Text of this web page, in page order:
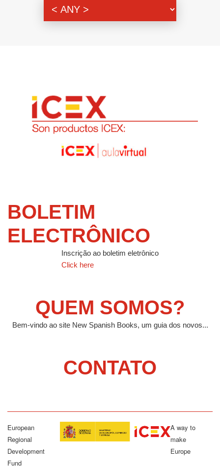
BOLETIM
ELECTRÔNICO
Inscrição ao boletim eletrônico
Click here
QUEM SOMOS?
Bem-vindo ao site New Spanish Books, um guia dos novos...
CONTATO
European
Regional
Development
Fund
A way to
make
Europe